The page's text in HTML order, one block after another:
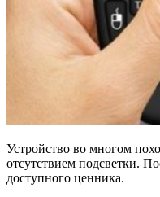
Устройство во многом
отсутствием подсветки.
доступного ценника.